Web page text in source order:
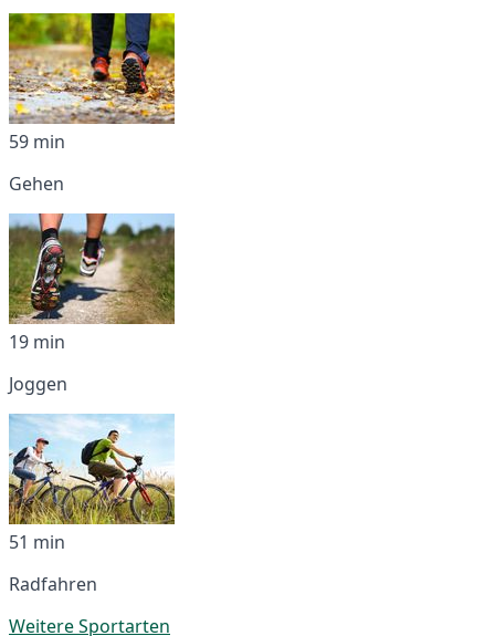
59 min
Gehen
19 min
Joggen
51 min
Radfahren
Weitere Sportarten